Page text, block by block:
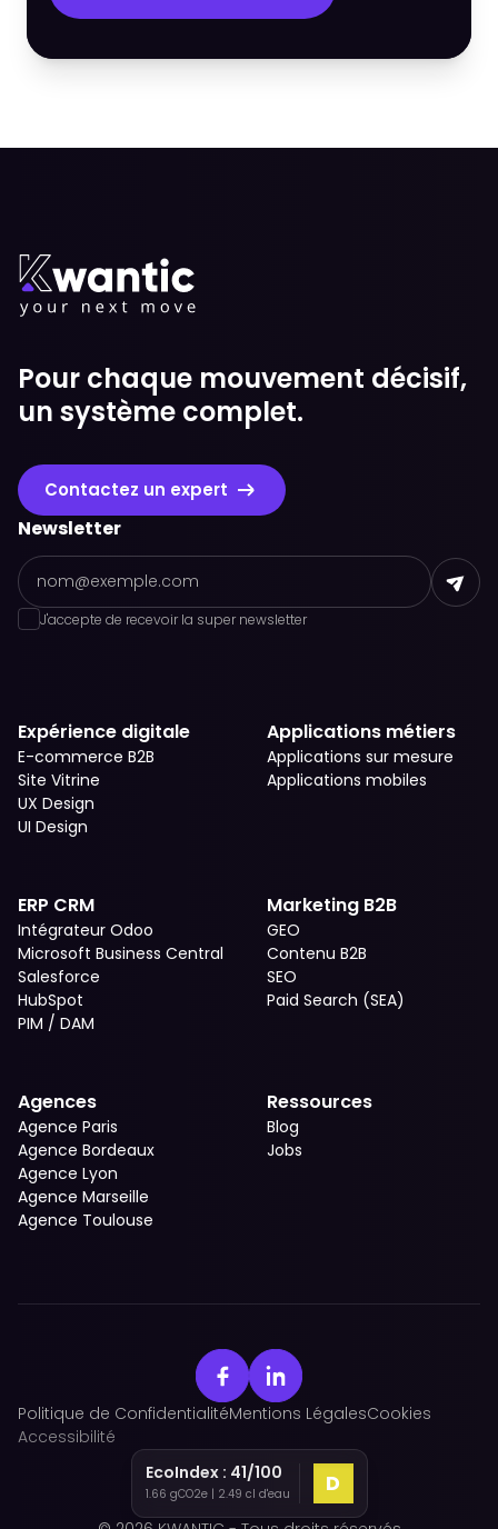
Pour chaque mouvement décisif,
un système complet.
Contactez un expert
Newsletter
J'accepte de recevoir la super newsletter
Expérience digitale
E-commerce B2B
Site Vitrine
UX Design
UI Design
Applications métiers
Applications sur mesure
Applications mobiles
ERP CRM
Intégrateur Odoo
Microsoft Business Central
Salesforce
HubSpot
PIM / DAM
Marketing B2B
GEO
Contenu B2B
SEO
Paid Search (SEA)
Agences
Agence Paris
Agence Bordeaux
Agence Lyon
Agence Marseille
Agence Toulouse
Ressources
Blog
Jobs
Politique de ConfidentialitéMentions LégalesCookies
Accessibilité
EcoIndex : 41/100
1.66 gCO2e | 2.49 cl d'eau D